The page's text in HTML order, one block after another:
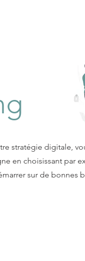
stratégie digitale,
en choisissant par
sur de bonnes